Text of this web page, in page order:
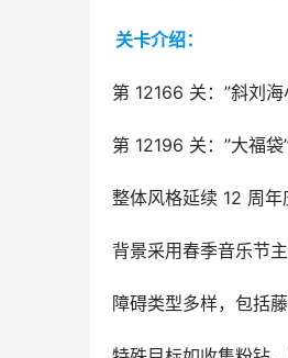
关卡介绍：
第 12166 关：”斜刘
第 12196 关：”大福
整体风格延续 12 周年
背景采用春季音乐节
障碍类型多样，包括